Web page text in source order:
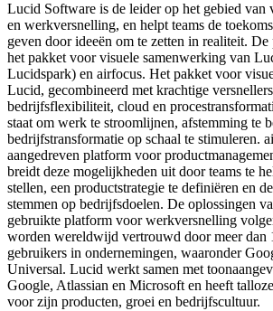
Lucid Software is de leider op het gebied van
en werkversnelling, en helpt teams de
geven door ideeën om te zetten in realiteit.
het pakket voor visuele samenwerking van
Lucidspark) en airfocus. Het pakket voor
Lucid, gecombineerd met krachtige
bedrijfsflexibiliteit, cloud en
staat om werk te stroomlijnen, afstemming te
bedrijfstransformatie op schaal te stimuleren.
aangedreven platform voor
breidt deze mogelijkheden uit door teams te
stellen, een productstrategie te definiëren en
stemmen op bedrijfsdoelen. De oplossingen
gebruikte platform voor werkversnelling
worden wereldwijd vertrouwd door meer dan
gebruikers in ondernemingen, waaronder
Universal. Lucid werkt samen met
Google, Atlassian en Microsoft en heeft
voor zijn producten, groei en bedrijfscultuur.